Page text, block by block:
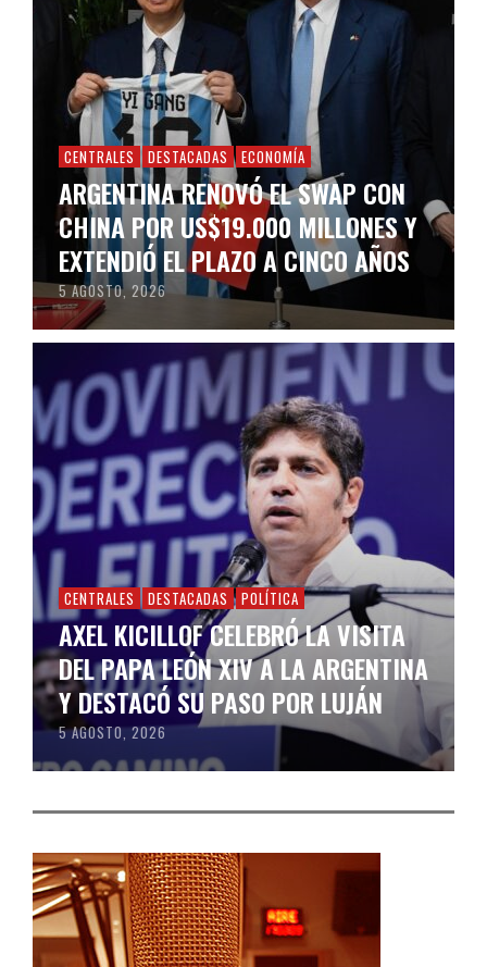
CENTRALES DESTACADAS ECONOMÍA
ARGENTINA RENOVÓ EL SWAP CON
CHINA POR US$19.000 MILLONES Y
EXTENDIÓ EL PLAZO A CINCO AÑOS
5 AGOSTO, 2026
CENTRALES DESTACADAS POLÍTICA
AXEL KICILLOF CELEBRÓ LA VISITA
DEL PAPA LEÓN XIV A LA ARGENTINA
Y DESTACÓ SU PASO POR LUJÁN
5 AGOSTO, 2026